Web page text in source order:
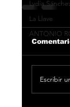
Lydia
La Llave
ANTONIO
Escribir